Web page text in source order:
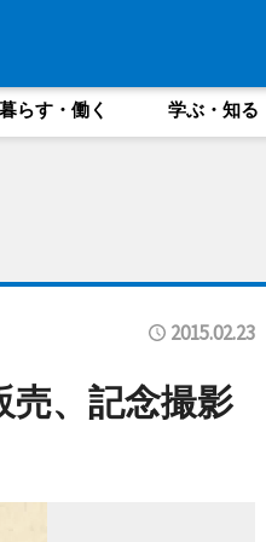
暮らす・働く 学ぶ・知る
2015.02.23
売、記念撮影